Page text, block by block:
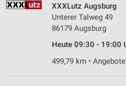
XXXLutz Augsburg
Unterer Talweg 49
86179 Augsburg
Heute 09:30 - 19:00
499,79 km •